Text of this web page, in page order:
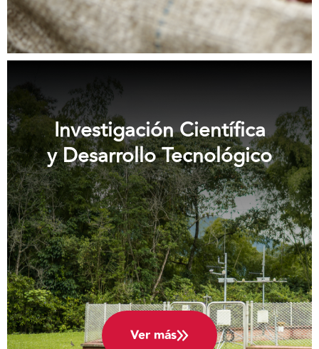
Investigación Científica
y Desarrollo Tecnológico
Ver más